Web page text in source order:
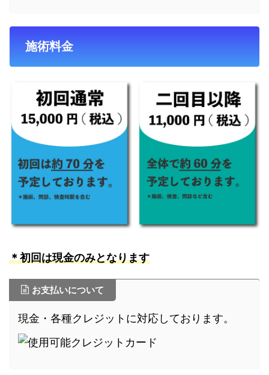
施術料金
＊初回は現金のみとなります
お支払いについて
現金・各種クレジットに対応しております。